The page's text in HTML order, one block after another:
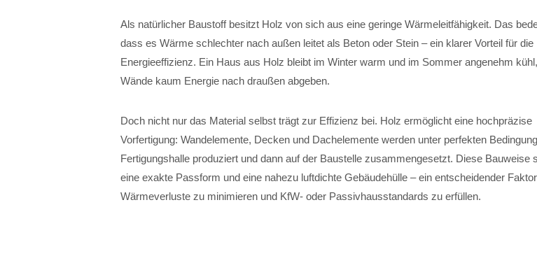
Als natürlicher Baustoff besitzt Holz von sich aus eine geringe Wärmeleitfähigkeit. Das
dass es Wärme schlechter nach außen leitet als Beton oder Stein – ein klarer Vorteil für die
Energieeffizienz. Ein Haus aus Holz bleibt im Winter warm und im Sommer angenehm
Wände kaum Energie nach draußen abgeben.
Doch nicht nur das Material selbst trägt zur Effizienz bei. Holz ermöglicht eine hochpräzise
Vorfertigung: Wandelemente, Decken und Dachelemente werden unter perfekten
Fertigungshalle produziert und dann auf der Baustelle zusammengesetzt. Diese Bauweise
eine exakte Passform und eine nahezu luftdichte Gebäudehülle – ein entscheidender
Wärmeverluste zu minimieren und KfW- oder Passivhausstandards zu erfüllen.